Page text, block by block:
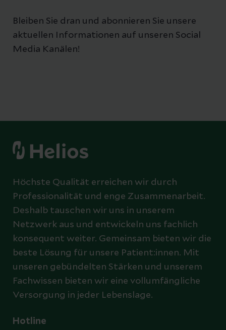
Bleiben Sie dran und abonnieren Sie unsere
aktuellen Informationen auf unseren Social
Media Kanälen!
Höchste Qualität erreichen wir durch
Professionalität und enge Zusammenarbeit.
Deshalb tauschen wir uns in unserem
Netzwerk aus und entwickeln uns fachlich
konsequent weiter. Gemeinsam bieten wir die
beste Lösung für unsere Patient:innen. Mit
unseren gebündelten Stärken und unserem
Fachwissen bieten wir eine vollumfängliche
Versorgung in jeder Lebenslage.
Hotline